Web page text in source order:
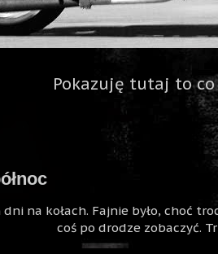
Pokazuję tutaj to
na kołach. Fajnie było, choć
coś po drodze zobaczyć.